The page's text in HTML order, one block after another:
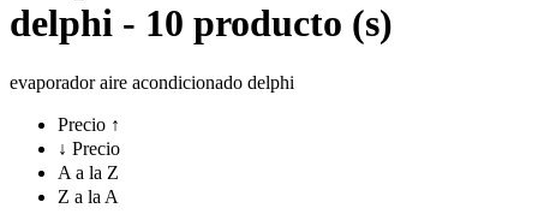
delphi - 10 producto (s)
evaporador aire acondicionado delphi
Precio ↑
↓ Precio
A a la Z
Z a la A